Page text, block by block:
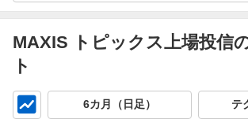
MAXIS トピックス上場投信
ト
6カ月（日足） テ